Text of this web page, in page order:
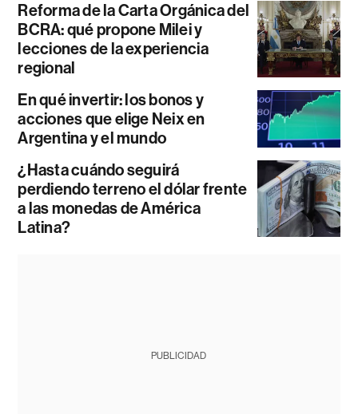
Reforma de la Carta Orgánica del
BCRA: qué propone Milei y
lecciones de la experiencia
regional
En qué invertir: los bonos y
acciones que elige Neix en
Argentina y el mundo
¿Hasta cuándo seguirá
perdiendo terreno el dólar frente
a las monedas de América
Latina?
PUBLICIDAD